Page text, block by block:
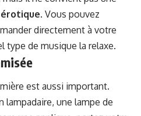
. Vous pouvez
directement à votre
type de musique la relaxe.
est aussi important.
lampadaire, une lampe de